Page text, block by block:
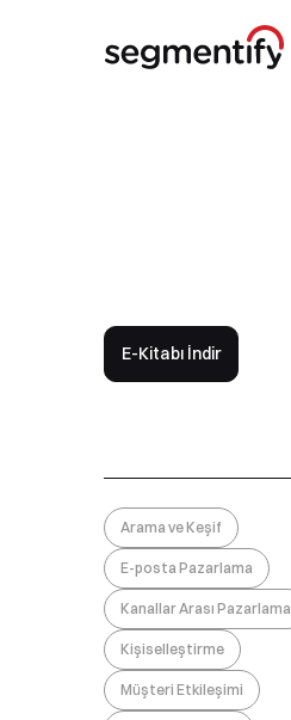
E-Kitabı İndir
Arama ve Keşif
E-posta Pazarlama
Kanallar Arası Pazarlama
Kişiselleştirme
Müşteri Etkileşimi